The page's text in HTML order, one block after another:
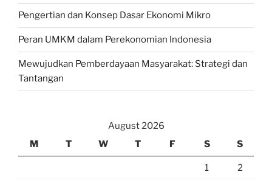
Pengertian dan Konsep Dasar Ekonomi Mikro
Peran UMKM dalam Perekonomian Indonesia
Mewujudkan Pemberdayaan Masyarakat: Strategi dan
Tantangan
August 2026
M
T W T F S S
1 2